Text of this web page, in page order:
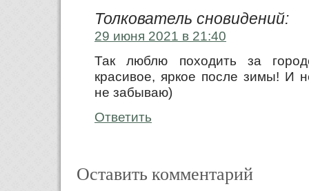
Толкователь сновидений:
29 июня 2021 в 21:40
Так люблю походить за
красивое, яркое после зимы! И
не забываю)
Ответить
Оставить комментарий